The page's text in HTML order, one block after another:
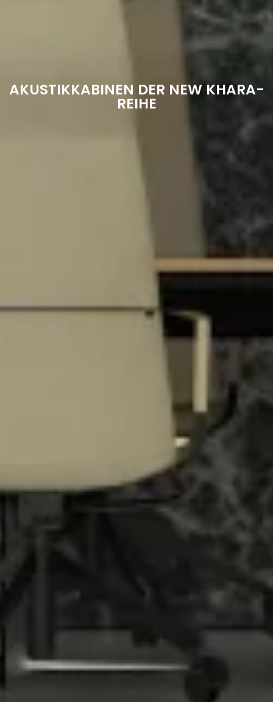
AKUSTIKKABINEN DER NEW KHARA-
REIHE